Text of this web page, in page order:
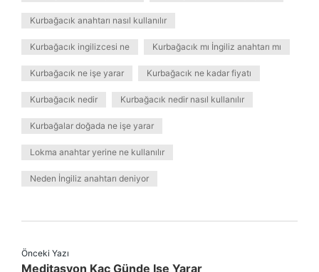
Kurbağacık anahtarı nasıl kullanılır
Kurbağacık ingilizcesi ne Kurbağacık mı İngiliz anahtarı mı
Kurbağacık ne işe yarar Kurbağacık ne kadar fiyatı
Kurbağacık nedir Kurbağacık nedir nasıl kullanılır
Kurbağalar doğada ne işe yarar
Lokma anahtar yerine ne kullanılır
Neden İngiliz anahtarı deniyor
Önceki Yazı
Meditasyon Kaç Günde Işe Yarar